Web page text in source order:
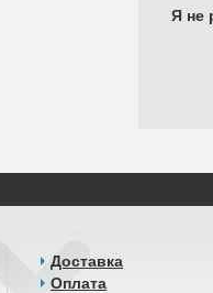
Я не
Доставка
Оплата